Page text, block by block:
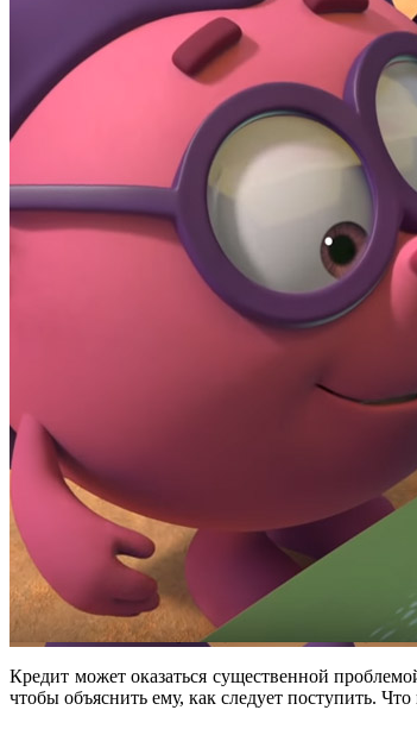
Кредит может оказаться существенной
чтобы объяснить ему, как следует поступить.